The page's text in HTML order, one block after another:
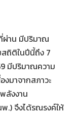
ผ่าน มีปริมาณ
ถิติในปีนี้ถึง 7
มีปริมาณความ
มาจากสภาวะ
ลังงาน
.) จึงได้รณรงค์ให้